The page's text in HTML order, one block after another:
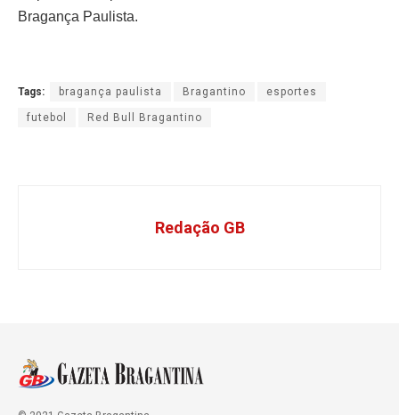
Bragança Paulista.
Tags: bragança paulista Bragantino esportes
futebol Red Bull Bragantino
Redação GB